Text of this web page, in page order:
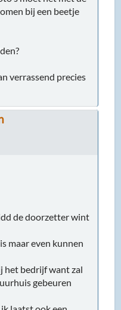
maar even kunnen
het bedrijf want zal
gebeuren
in DE